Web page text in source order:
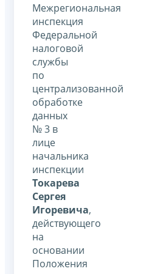
Межрегиональная
инспекция
Федеральной
налоговой
службы
по
централизованной
обработке
данных
№ 3 в
лице
начальника
инспекции
Токарева
Сергея
Игоревича,
действующего
на
основании
Положения